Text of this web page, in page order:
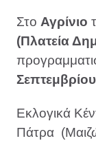
Στο Αγρίνιο
(Πλατεία
Εκλογικά
Πάτρα